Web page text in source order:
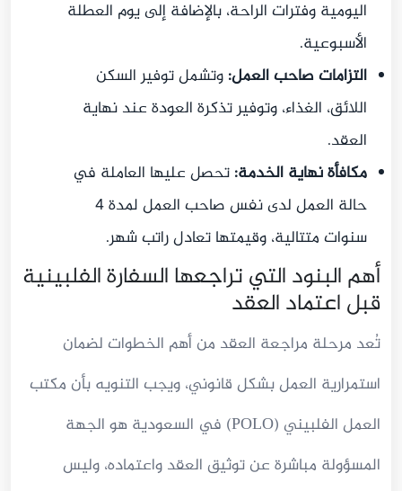
اليومية وفترات الراحة، بالإضافة إلى يوم العطلة
الأسبوعية.
التزامات صاحب العمل: وتشمل توفير السكن
اللائق، الغذاء، وتوفير تذكرة العودة عند نهاية
العقد.
مكافأة نهاية الخدمة: تحصل عليها العاملة في
حالة العمل لدى نفس صاحب العمل لمدة 4
سنوات متتالية، وقيمتها تعادل راتب شهر.
أهم البنود التي تراجعها السفارة الفلبينية
قبل اعتماد العقد
تُعد مرحلة مراجعة العقد من أهم الخطوات لضمان
استمرارية العمل بشكل قانوني، ويجب التنويه بأن مكتب
العمل الفلبيني (POLO) في السعودية هو الجهة
المسؤولة مباشرة عن توثيق العقد واعتماده، وليس